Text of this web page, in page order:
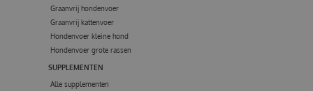
Graanvrij hondenvoer
Graanvrij kattenvoer
Hondenvoer kleine hond
Hondenvoer grote rassen
SUPPLEMENTEN
Alle supplementen